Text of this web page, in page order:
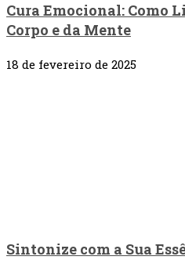
Cura Emocional: Como
Corpo e da Mente
18 de fevereiro de 2025
Sintonize com a Sua